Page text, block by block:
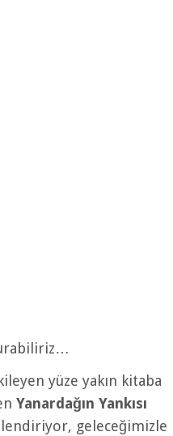
yüze yakın kitaba
Yanardağın Yankısı
geleceğimizle